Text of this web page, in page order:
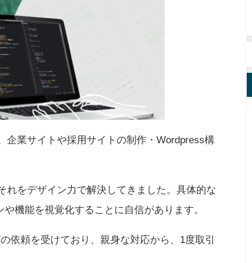
企業サイトや採用サイトの制作・Wordpress構
れをデザイン力で解決してきました。具体的な
機能を視覚化することに自信があります。
依頼を受けており、親身な対応から、1度取引